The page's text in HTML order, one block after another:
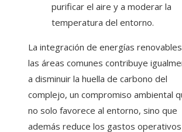
purificar el aire y a moderar la
temperatura del entorno.
La integración de energías
las áreas comunes contribuye
a disminuir la huella de carbono del
complejo, un compromiso ambiental
no solo favorece al entorno, sino que
además reduce los gastos